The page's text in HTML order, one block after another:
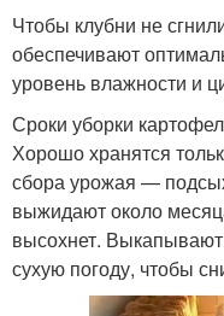
Чтобы клубни не
обеспечивают
уровень влажности и
Сроки уборки
Хорошо хранятся
сбора урожая —
выжидают около
высохнет.
сухую погоду, чтобы